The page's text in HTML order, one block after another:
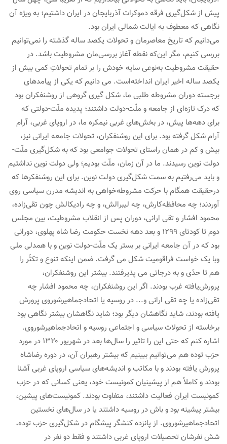
پیش از شکل‌گیری فرقه دموکرات آذربایجان در ایران داشتیم؛ به ویژه آن
نگاهی که معطوف به ایالت شمالی ایران بود.
می‌دانیم که تاریخ معاصرمان و تحولات یکصد ساله گذشته را نمی‌توانیم
بررسی کنیم، مگر این‌که نقطه آغاز بررسی‌مان مشروطیت باشد. در
حقیقت مشروطیت به‌نوعی سایه خودش را بر تمام تحولاتِ کمی بیش از
یکصد ساله اخیر ایران انداخته‌است. می دانیم که یکی از پیامدهای
برجسته دوران مشروطه طلبی ما، شکل گیری گروهی از روشنفکران بود
که درک تازه‌ای از جامعه و ملّت-دولت داشتند؛ پدیده ملّت-دولتی که
برای دهه‌ها پیش، در بخش‌های غربی نیمکره ما، در اروپای غربی، آرام
آرام شکل گرفته بود. برای این روشنفکران، تحولات جامعه ایرانی نیز،
بیش و کم در همان راستای تحولات جوامعی بود که به شکل‌گیری ملّت-
دولت نوین رسیدند. ما در آن زمان، ملّت بودیم؛ ولی دولت نوین نداشتیم
و باید می‌رفتیم به سمت شکل‌گیری دولت نوین. برای این روشنفکرها که
درحقیقت همگام با حرکت مشروطه‌خواهی به اندیشه مدرن سیاسی روی
آوردند؛ چه محافظه‌کارش، چه لیبرالش، و چه رادیکالش چون تقی‌زاده،
محمود افشار و تقی ارانی، دوران پس از انقلاب مشروطیت، بین مجلس
دوم تا کودتای ۱۲۹۹ و بعد دهه نخست حکومت رضا شاه پهلوی، دورانی
بود که در آن جامعه ایرانی بر بستر یک ملّت-دولت نوین و با همدلی ملی
وبا یک خواست فراقومیت شکل می گرفت. ضمن اینکه تنوع و تکثّر را
هم تا حدّی و به درجاتی می پذیرفتند. بیشتر این روشنفکران،
پرورش‌یافته غرب بودند. اگر این روشنفکران، چه محمود افشار چه
تقی‌زاده یا چه تقی ارانی و... در روسیه یا اتحادجماهیرشوروی پرورش
یافته بودند، شاید نگاهشان دیگر بود؛ شاید نگاهشان بیشتر نگاهی بود
برخاسته از تحولات سیاسی و اجتماعی روسیه و اتحادجماهیرشوروی.
اشاره کنم که حتی این را تاثیر را سال‌ها بعد در شهریور ۱۳۲۰ در مورد
حزب توده هم می‌توانیم ببینیم که بیشتر رهبران آن، در دوره رضاشاه
پرورش یافته بودند و با مکاتب و اندیشه‌های سیاسی اروپای غربی آشنا
بودند و کاملاً هم از پیشینیان کمونیست خود، یعنی کسانی که در حزب
کمونیست ایران فعالیت داشتند، متفاوت بودند. کمونیست‌های پیشین،
بیشتر پیشینه بود و باش در روسیه داشتند یا در سال‌های نخستین
اتحادجماهیرشوروی. از پانزده کنشگر پیشگام در شکل‌گیری حزب توده،
شش نفرشان تحصیلات اروپای غربی داشتند و فقط دو نفر در